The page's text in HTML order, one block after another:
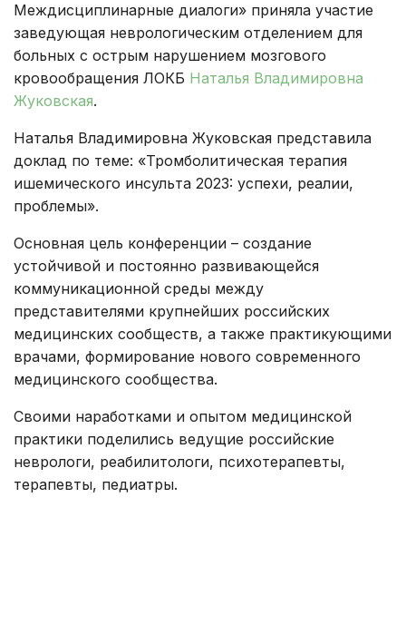
Междисциплинарные диалоги» приняла участие
заведующая неврологическим отделением для
больных с острым нарушением мозгового
кровообращения ЛОКБ Наталья Владимировна
Жуковская.
Наталья Владимировна Жуковская представила
доклад по теме: «Тромболитическая терапия
ишемического инсульта 2023: успехи, реалии,
проблемы».
Основная цель конференции – создание
устойчивой и постоянно развивающейся
коммуникационной среды между
представителями крупнейших российских
медицинских сообществ, а также практикующими
врачами, формирование нового современного
медицинского сообщества.
Своими наработками и опытом медицинской
практики поделились ведущие российские
неврологи, реабилитологи, психотерапевты,
терапевты, педиатры.